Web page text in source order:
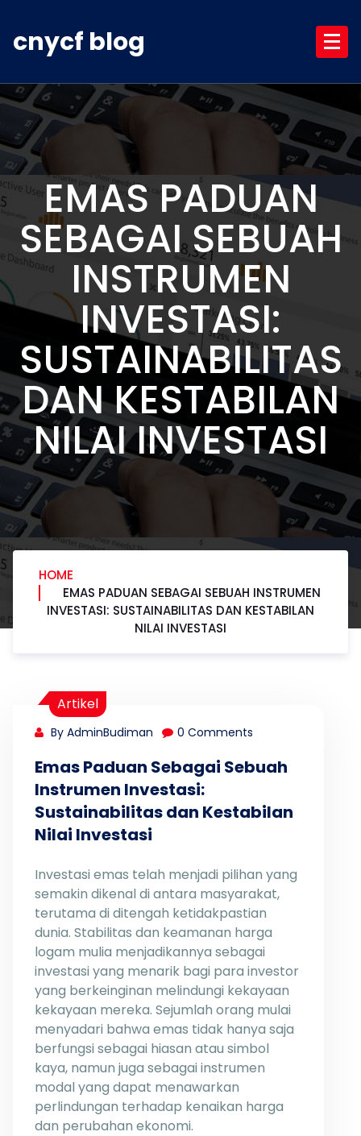
content
cnycf blog
EMAS PADUAN
SEBAGAI SEBUAH
INSTRUMEN
INVESTASI:
SUSTAINABILITAS
DAN KESTABILAN
NILAI INVESTASI
HOME
EMAS PADUAN SEBAGAI SEBUAH INSTRUMEN
INVESTASI: SUSTAINABILITAS DAN KESTABILAN
NILAI INVESTASI
Artikel
By AdminBudiman 0 Comments
Emas Paduan Sebagai Sebuah
Instrumen Investasi:
Sustainabilitas dan Kestabilan
Nilai Investasi
Investasi emas telah menjadi pilihan yang
semakin dikenal di antara masyarakat,
terutama di ditengah ketidakpastian
dunia. Stabilitas dan keamanan harga
logam mulia menjadikannya sebagai
investasi yang menarik bagi para investor
yang berkeinginan melindungi kekayaan
kekayaan mereka. Sejumlah orang mulai
menyadari bahwa emas tidak hanya saja
berfungsi sebagai hiasan atau simbol
kaya, namun juga sebagai instrumen
modal yang dapat menawarkan
perlindungan terhadap kenaikan harga
dan perubahan ekonomi.